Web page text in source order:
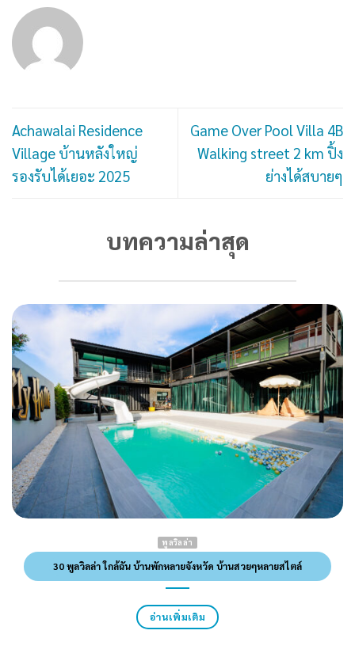
Achawalai Residence
Village บ้านหลังใหญ่
รองรับได้เยอะ 2025
Game Over Pool Villa 4B
Walking street 2 km ปิ้ง
ย่างได้สบายๆ
บทความล่าสุด
พูลวิลล่า
30 พูลวิลล่า ใกล้ฉัน บ้านพักหลายจังหวัด บ้านสวยๆหลายสไตล์
อ่านเพิ่มเติม